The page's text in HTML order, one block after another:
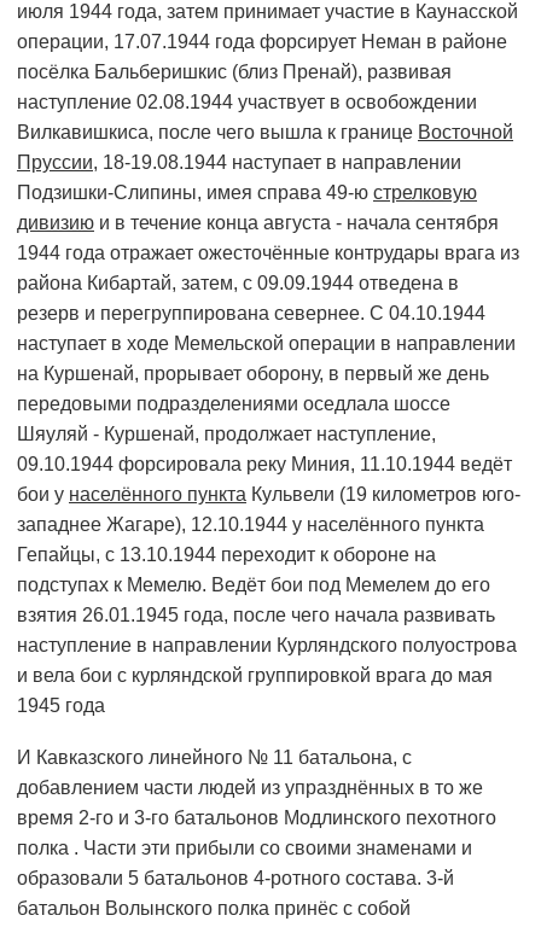
июля 1944 года, затем принимает участие в Каунасской
операции, 17.07.1944 года форсирует Неман в районе
посёлка Бальберишкис (близ Пренай), развивая
наступление 02.08.1944 участвует в освобождении
Вилкавишкиса, после чего вышла к границе Восточной
Пруссии, 18-19.08.1944 наступает в направлении
Подзишки-Слипины, имея справа 49-ю стрелковую
дивизию и в течение конца августа - начала сентября
1944 года отражает ожесточённые контрудары врага из
района Кибартай, затем, с 09.09.1944 отведена в
резерв и перегруппирована севернее. С 04.10.1944
наступает в ходе Мемельской операции в направлении
на Куршенай, прорывает оборону, в первый же день
передовыми подразделениями оседлала шоссе
Шяуляй - Куршенай, продолжает наступление,
09.10.1944 форсировала реку Миния, 11.10.1944 ведёт
бои у населённого пункта Кульвели (19 километров юго-
западнее Жагаре), 12.10.1944 у населённого пункта
Гепайцы, с 13.10.1944 переходит к обороне на
подступах к Мемелю. Ведёт бои под Мемелем до его
взятия 26.01.1945 года, после чего начала развивать
наступление в направлении Курляндского полуострова
и вела бои с курляндской группировкой врага до мая
1945 года
И Кавказского линейного № 11 батальона, с
добавлением части людей из упразднённых в то же
время 2-го и 3-го батальонов Модлинского пехотного
полка . Части эти прибыли со своими знаменами и
образовали 5 батальонов 4-ротного состава. 3-й
батальон Волынского полка принёс с собой